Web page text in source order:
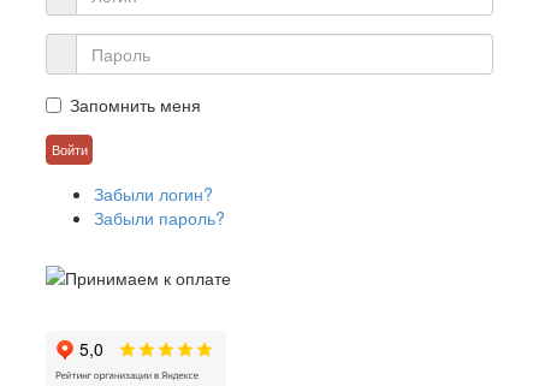
Запомнить меня
Забыли логин?
Забыли пароль?